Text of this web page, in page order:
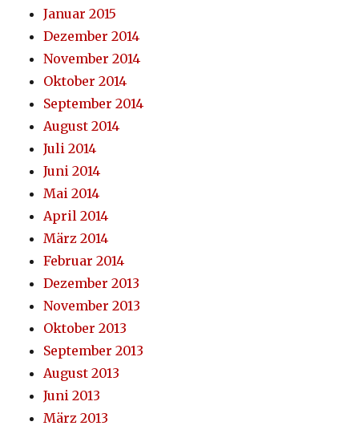
Januar 2015
Dezember 2014
November 2014
Oktober 2014
September 2014
August 2014
Juli 2014
Juni 2014
Mai 2014
April 2014
März 2014
Februar 2014
Dezember 2013
November 2013
Oktober 2013
September 2013
August 2013
Juni 2013
März 2013